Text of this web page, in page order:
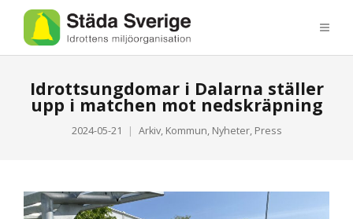
Idrottsungdomar i Dalarna ställer
upp i matchen mot nedskräpning
2024-05-21 Arkiv, Kommun, Nyheter, Press